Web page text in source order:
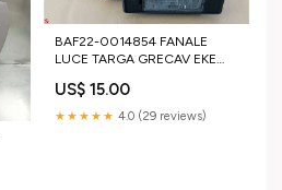
BAF22-0014854 FANALE
LUCE TARGA GRECAV EKE
US$ 15.00
★★★★★ 4.0 (29 reviews)